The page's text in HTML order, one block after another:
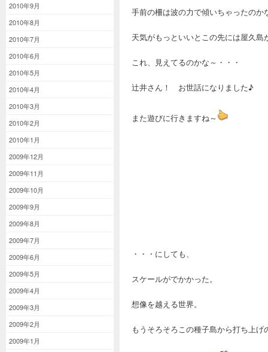
2010年9月
2010年8月
2010年7月
2010年6月
2010年5月
2010年4月
2010年3月
2010年2月
2010年1月
2009年12月
2009年11月
2009年10月
2009年9月
2009年8月
2009年7月
2009年6月
2009年5月
2009年4月
2009年3月
2009年2月
2009年1月
手前の柵は波の力で傾いちゃったのか
天気がもっといいとこの先には屋久島
これ、見えてるのかな～・・・
辻井さん！ お世話になりました♪
また遊びに行きますね～
・・・にしても、
スケールがでかかった。
想像を越える世界。
もうそろそろこの種子島から打ち上げ